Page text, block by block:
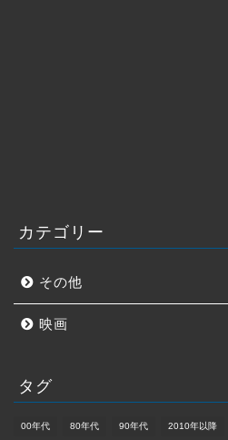
カテゴリー
その他
映画
タグ
00年代 80年代 90年代 2010年以降